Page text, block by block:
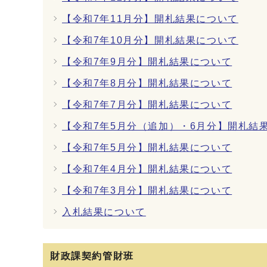
【令和7年11月分】開札結果について
【令和7年10月分】開札結果について
【令和7年9月分】開札結果について
【令和7年8月分】開札結果について
【令和7年7月分】開札結果について
【令和7年5月分（追加）・6月分】開札結
【令和7年5月分】開札結果について
【令和7年4月分】開札結果について
【令和7年3月分】開札結果について
入札結果について
財政課契約管財班